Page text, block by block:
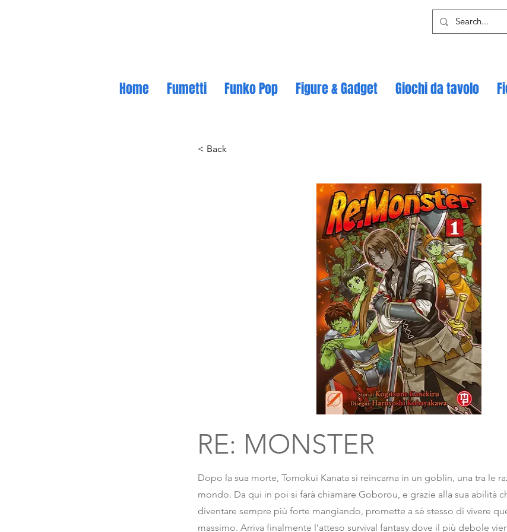
Home Fumetti Funko Pop Figure & Gadget Giochi da tavolo
< Back
RE: MONSTER
Dopo la sua morte, Tomokui Kanata si reincarna in un goblin, una tra le
mondo. Da qui in poi si farà chiamare Goborou, e grazie alla sua abilità
diventare sempre più forte mangiando, promette a sé stesso di vivere
massimo. Arriva finalmente l’atteso survival fantasy dove il più debole